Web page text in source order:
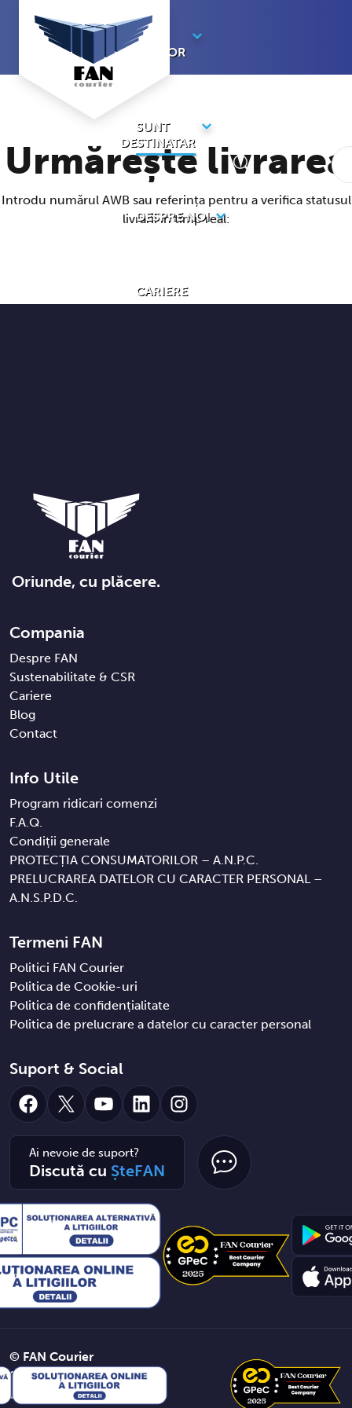
conținut
SUNT
EXPEDITOR
SUNT
DESTINATAR
DESPRE NOI
CARIERE
Urmărește livrarea
Introdu numărul AWB sau referința pentru a verifica statusul
livrării în timp real:
Oriunde, cu plăcere.
Compania
Despre FAN
Sustenabilitate & CSR
Cariere
Blog
Contact
Termeni FAN
Politici FAN Courier
Politica de Cookie-uri
Politica de confidențialitate
Politica de prelucrare a datelor cu caracter personal
Info Utile
Program ridicari comenzi
F.A.Q.
Condiții generale
PROTECȚIA CONSUMATORILOR – A.N.P.C.
PRELUCRAREA DATELOR CU CARACTER PERSONAL –
A.N.S.P.D.C.
Suport & Social
Facebook
X YouTube
LinkedInInstagram
Ai nevoie de suport?
Discută cu ȘteFAN
© FAN Courier
2026. Toate
drepturile